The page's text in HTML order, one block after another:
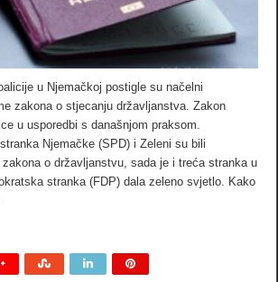
u Njemačkoj postigle su načelni
zakona o stjecanju državljanstva. Zakon
u usporedbi s današnjom praksom.
Njemačke (SPD) i Zeleni su bili
o državljanstvu, sada je i treća stranka u
stranka (FDP) dala zeleno svjetlo. Kako